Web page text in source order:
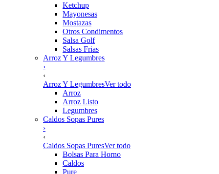
Ketchup
Mayonesas
Mostazas
Otros Condimentos
Salsa Golf
Salsas Frias
Arroz Y Legumbres
›
‹
Arroz Y LegumbresVer todo
Arroz
Arroz Listo
Legumbres
Caldos Sopas Pures
›
‹
Caldos Sopas PuresVer todo
Bolsas Para Horno
Caldos
Pure